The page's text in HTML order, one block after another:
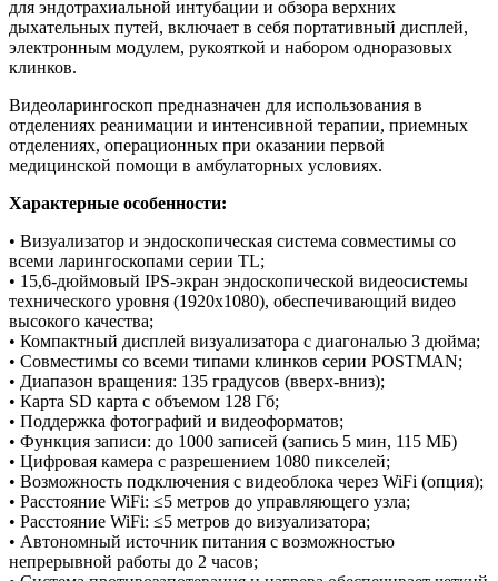
для эндотрахиальной интубации и обзора верхних
дыхательных путей, включает в себя портативный дисплей,
электронным модулем, рукояткой и набором одноразовых
клинков.
Видеоларингоскоп предназначен для использования в
отделениях реанимации и интенсивной терапии, приемных
отделениях, операционных при оказании первой
медицинской помощи в амбулаторных условиях.
Характерные особенности:
• Визуализатор и эндоскопическая система совместимы со
всеми ларингоскопами серии TL;
• 15,6-дюймовый IPS-экран эндоскопической видеосистемы
технического уровня (1920х1080), обеспечивающий видео
высокого качества;
• Компактный дисплей визуализатора с диагональю 3 дюйма;
• Совместимы со всеми типами клинков серии POSTMAN;
• Диапазон вращения: 135 градусов (вверх-вниз);
• Карта SD карта с объемом 128 Гб;
• Поддержка фотографий и видеоформатов;
• Функция записи: до 1000 записей (запись 5 мин, 115 МБ)
• Цифровая камера с разрешением 1080 пикселей;
• Возможность подключения с видеоблока через WiFi (опция);
• Расстояние WiFi: ≤5 метров до управляющего узла;
• Расстояние WiFi: ≤5 метров до визуализатора;
• Автономный источник питания с возможностью
непрерывной работы до 2 часов;